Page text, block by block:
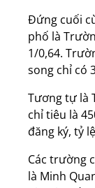
Đứng cuối
phố là
1/0,64.
song chỉ có
Tương tự là
chỉ tiêu là
đăng ký, tỷ
Các trường
là Minh